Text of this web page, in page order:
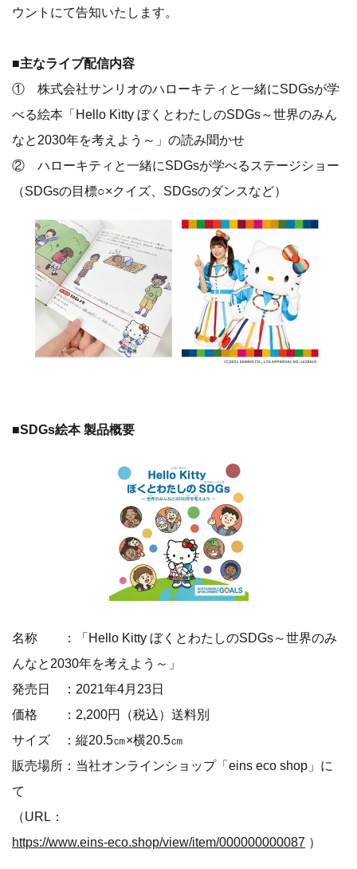
ウントにて告知いたします。
■主なライブ配信内容
① 株式会社サンリオのハローキティと一緒にSDGsが学
べる絵本「Hello Kitty ぼくとわたしのSDGs～世界のみん
なと2030年を考えよう～」の読み聞かせ
② ハローキティと一緒にSDGsが学べるステージショー
（SDGsの目標○×クイズ、SDGsのダンスなど）
■SDGs絵本 製品概要
名称 ：「Hello Kitty ぼくとわたしのSDGs～世界のみ
んなと2030年を考えよう～」
発売日 ：2021年4月23日
価格 ：2,200円（税込）送料別
サイズ ：縦20.5㎝×横20.5㎝
販売場所：当社オンラインショップ「eins eco shop」に
て
（URL：
https://www.eins-eco.shop/view/item/000000000087 ）